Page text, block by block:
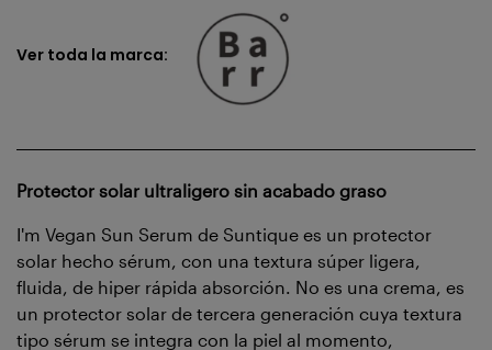
Ver toda la marca:
Protector solar ultraligero sin acabado graso
I'm Vegan Sun Serum de Suntique es un protector
solar hecho sérum, con una textura súper ligera,
fluida, de hiper rápida absorción. No es una crema, es
un protector solar de tercera generación cuya textura
tipo sérum se integra con la piel al momento,